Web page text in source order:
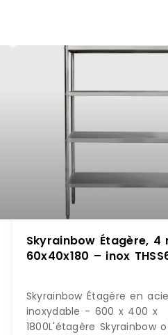
Skyrainbow Étagère, 4
60x40x180 – inox
Skyrainbow Étagère en
inoxydable - 600 x 400 x
1800L'étagère Skyrainbow